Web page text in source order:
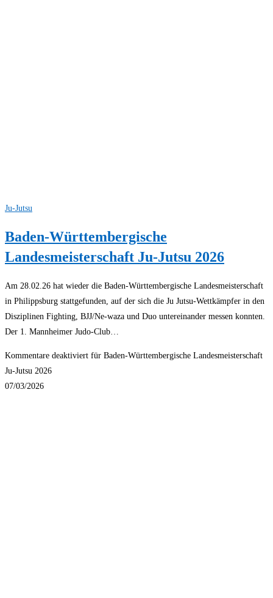
Ju-Jutsu
Baden-Württembergische
Landesmeisterschaft Ju-Jutsu 2026
Am 28.02.26 hat wieder die Baden-Württembergische Landesmeisterschaft
in Philippsburg stattgefunden, auf der sich die Ju Jutsu-Wettkämpfer in den
Disziplinen Fighting, BJJ/Ne-waza und Duo untereinander messen konnten.
Der 1. Mannheimer Judo-Club…
Kommentare deaktiviert für Baden-Württembergische Landesmeisterschaft
Ju-Jutsu 2026
07/03/2026